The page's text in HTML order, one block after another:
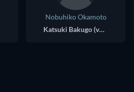
Nobuhiko Okamoto
Katsuki Bakugo (voice)